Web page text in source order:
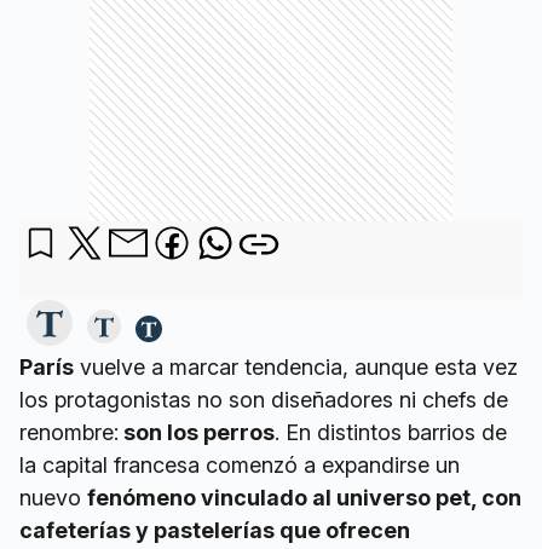
París vuelve a marcar tendencia, aunque esta vez
los protagonistas no son diseñadores ni chefs de
renombre: son los perros. En distintos barrios de
la capital francesa comenzó a expandirse un
nuevo fenómeno vinculado al universo pet, con
cafeterías y pastelerías que ofrecen